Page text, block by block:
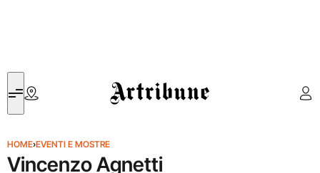
Artribune
HOME›EVENTI E MOSTRE
Vincenzo Agnetti